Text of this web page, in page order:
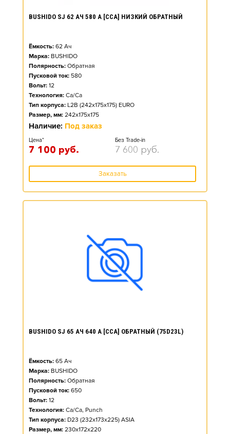
BUSHIDO SJ 62 АЧ 580 А [CCA] НИЗКИЙ ОБРАТНЫЙ
Ёмкость: 62 Ач
Марка: BUSHIDO
Полярность: Обратная
Пусковой ток: 580
Вольт: 12
Технология: Ca/Ca
Тип корпуса: L2B (242x175x175) EURO
Размер, мм: 242x175x175
Наличие: Под заказ
Цена*
7 100 руб.
Без Trade-in
7 600 руб.
Заказать
BUSHIDO SJ 65 АЧ 640 А [CCA] ОБРАТНЫЙ (75D23L)
Ёмкость: 65 Ач
Марка: BUSHIDO
Полярность: Обратная
Пусковой ток: 650
Вольт: 12
Технология: Ca/Ca, Punch
Тип корпуса: D23 (232x173x225) ASIA
Размер, мм: 230x172x220